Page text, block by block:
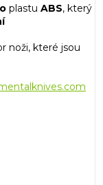
plastu ABS, který
noži, které jsou